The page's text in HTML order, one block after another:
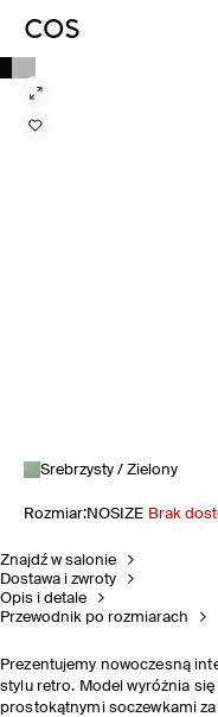
Srebrzysty / Zielony
Rozmiar:NOSIZE Brak
Znajdź w salonie
Dostawa i zwroty
Opis i detale
Przewodnik po rozmiarach
Prezentujemy nowoczesną
stylu retro. Model wyróżnia
prostokątnymi soczewkami